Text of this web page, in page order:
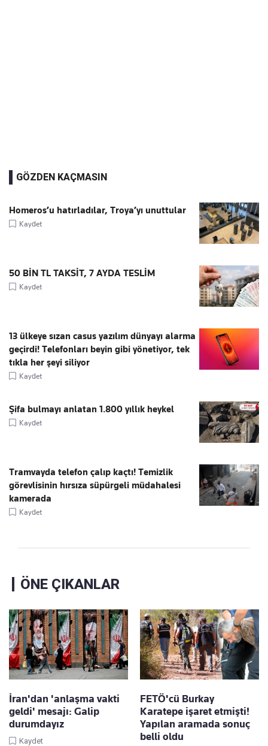
GÖZDEN KAÇMASIN
Homeros’u hatırladılar, Troya’yı unuttular
Kaydet
50 BİN TL TAKSİT, 7 AYDA TESLİM
Kaydet
13 ülkeye sızan casus yazılım dünyayı alarma
geçirdi! Telefonları beyin gibi yönetiyor, tek
tıkla her şeyi siliyor
Kaydet
Şifa bulmayı anlatan 1.800 yıllık heykel
Kaydet
Tramvayda telefon çalıp kaçtı! Temizlik
görevlisinin hırsıza süpürgeli müdahalesi
kamerada
Kaydet
ÖNE ÇIKANLAR
İran'dan 'anlaşma vakti
geldi' mesajı: Galip
durumdayız
Kaydet
FETÖ'cü Burkay
Karatepe işaret etmişti!
Yapılan aramada sonuç
belli oldu